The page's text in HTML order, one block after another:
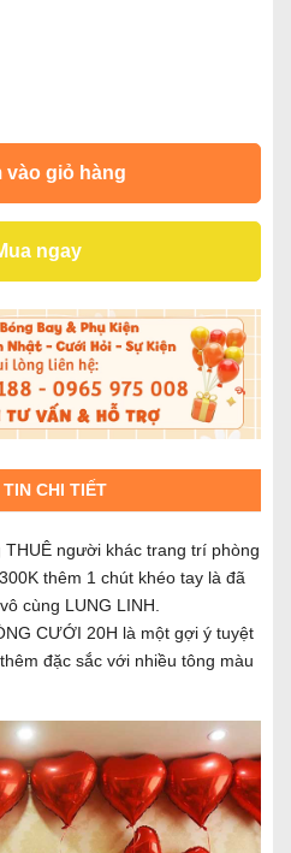
vào giỏ hàng
ngay
CHI TIẾT
người khác trang trí phòng
thêm 1 chút khéo tay là đã
cùng LUNG LINH.
CƯỚI 20H là một gợi ý tuyệt
đặc sắc với nhiều tông màu